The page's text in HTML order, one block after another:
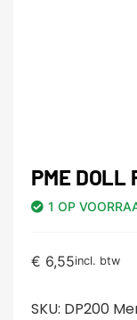
PME DOLL
1 OP
€ 6,55incl. btw
SKU: DP200